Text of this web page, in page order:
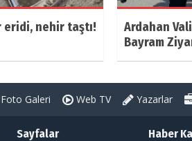
nehir taştı!
Ardahan
Bayram
Galeri Web TV Yazarlar
Sayfalar Haber